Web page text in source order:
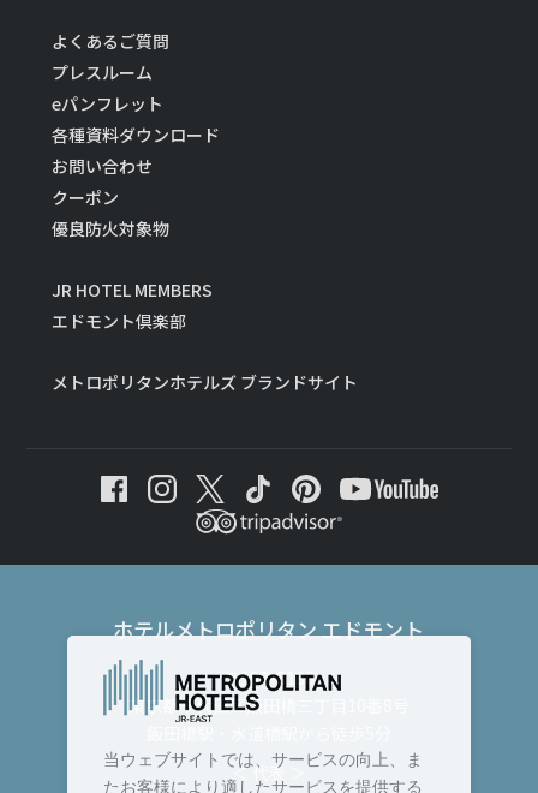
よくあるご質問
プレスルーム
eパンフレット
各種資料ダウンロード
お問い合わせ
クーポン
優良防火対象物
JR HOTEL MEMBERS
エドモント倶楽部
メトロポリタンホテルズ ブランドサイト
ホテルメトロポリタン エドモント
〒102-8130
東京都千代田区飯田橋三丁目10番8号
＜ 代表 ＞
当ウェブサイトでは、サービスの向上、ま
たお客様により適したサービスを提供する